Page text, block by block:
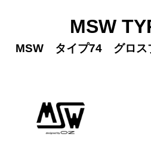
MSW
MSW タイプ74 グロス